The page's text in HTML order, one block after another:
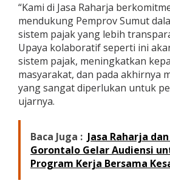
n
g
u
a
n
P
a
j
d
a
n
S
“Kami di Jasa Raharja
mendukung Pemprov Sumut
sistem pajak yang lebih
Upaya kolaboratif seperti ini
sistem pajak, meningkatkan
masyarakat, dan pada akhirnya
yang sangat diperlukan untuk
ujarnya.
Baca Juga : Jasa Raharja
Gorontalo Gelar Audiensi
Program Kerja Bersama